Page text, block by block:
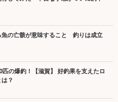
魚の亡骸が意味すること 釣りは成立
匹の爆釣！【滋賀】 好釣果を支えたロ
？